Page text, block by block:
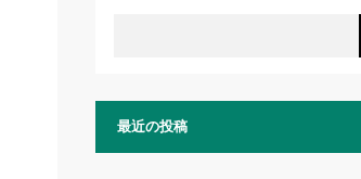
最近の投稿